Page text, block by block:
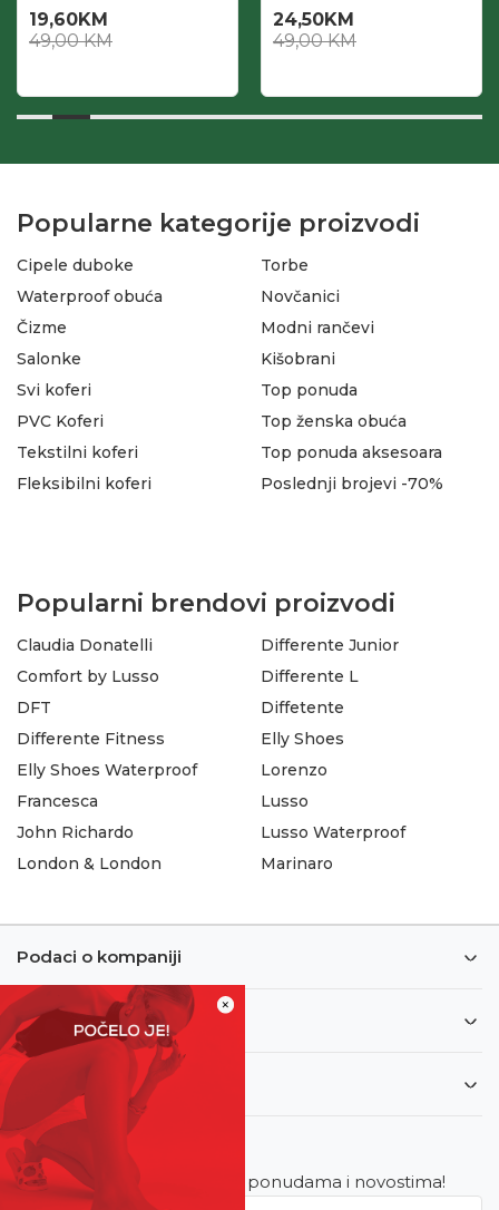
×
19,60KM
49,00KM
24,50KM
49,00KM
Popularne kategorije proizvodi
Cipele duboke
Waterproof obuća
Čizme
Salonke
Torbe
Novčanici
Modni rančevi
Kišobrani
Svi koferi
PVC Koferi
Tekstilni koferi
Fleksibilni koferi
Top ponuda
Top ženska obuća
Top ponuda aksesoara
Poslednji brojevi -70%
Popularni brendovi proizvodi
Claudia Donatelli
Comfort by Lusso
DFT
Differente Fitness
Differente Junior
Differente L
Diffetente
Elly Shoes
Elly Shoes Waterproof
Francesca
John Richardo
London & London
Lorenzo
Lusso
Lusso Waterproof
Marinaro
Podaci o kompaniji
Informacije
Korisnički servis
Newsletter
Budite u toku sa najnovijim ponudama i novostima!